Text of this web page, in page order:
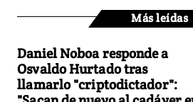
Más leídas
Daniel Noboa responde a
Osvaldo Hurtado tras
llamarlo "criptodictador":